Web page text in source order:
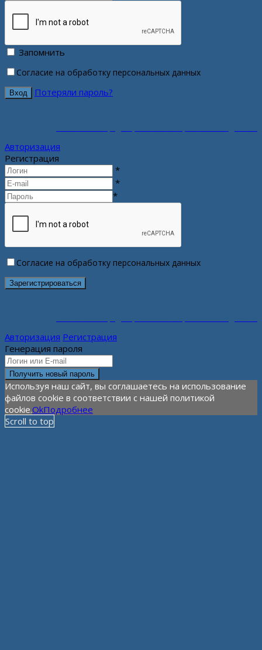
Запомнить
Согласие на обработку персональных данных
Потеряли пароль?
Авторизация
Регистрация
*
*
*
Согласие на обработку персональных данных
Авторизация Регистрация
Генерация пароля
Используя наш сайт, вы соглашаетесь на использование
файлов cookie в соответствии с нашей политикой
cookie.OkПодробнее
Scroll to top